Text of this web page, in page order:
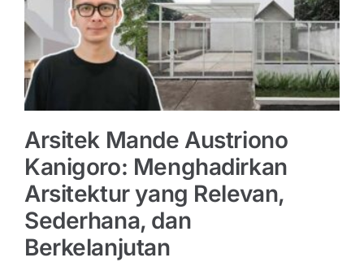
Arsitek Mande Austriono
Kanigoro: Menghadirkan
Arsitektur yang Relevan,
Sederhana, dan
Berkelanjutan